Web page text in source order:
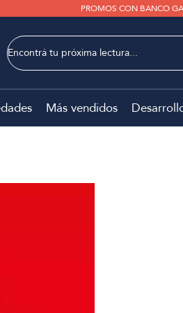
PROMOS CON BANCO
Más vendidos